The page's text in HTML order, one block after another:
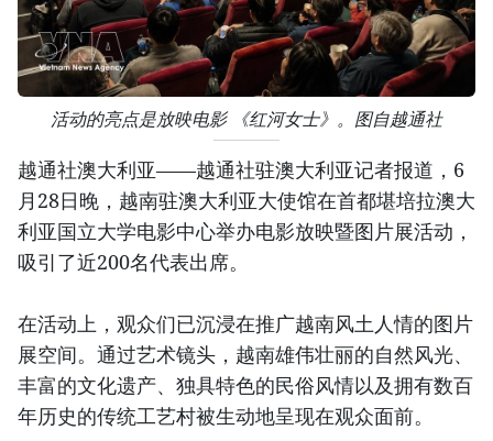
活动的亮点是放映电影 《红河女士》。图自越通社
越通社澳大利亚——越通社驻澳大利亚记者报道，6
月28日晚，越南驻澳大利亚大使馆在首都堪培拉澳大
利亚国立大学电影中心举办电影放映暨图片展活动，
吸引了近200名代表出席。
在活动上，观众们已沉浸在推广越南风土人情的图片
展空间。通过艺术镜头，越南雄伟壮丽的自然风光、
丰富的文化遗产、独具特色的民俗风情以及拥有数百
年历史的传统工艺村被生动地呈现在观众面前。